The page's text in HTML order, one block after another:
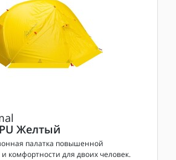
Желтый
палатка повышенной
и комфортности для двоих человек.